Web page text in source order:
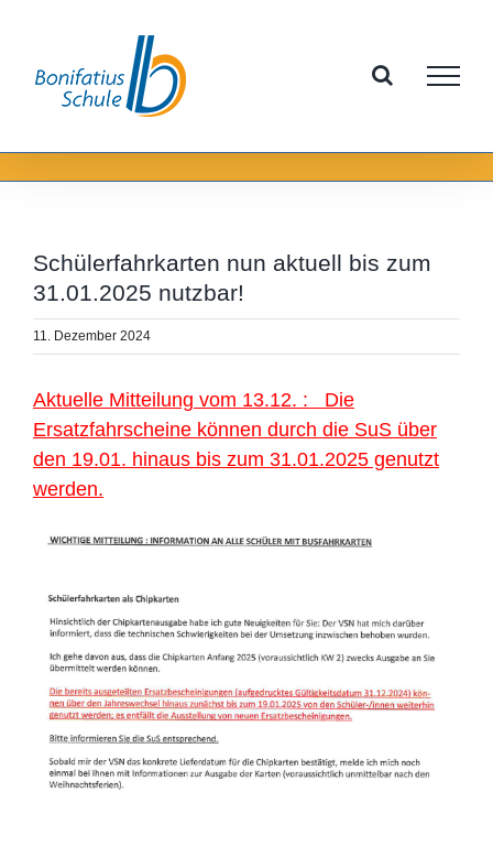
springen
Schülerfahrkarten nun aktuell bis zum
31.01.2025 nutzbar!
11. Dezember 2024
Aktuelle Mitteilung vom 13.12. : Die
Ersatzfahrscheine können durch die SuS über
den 19.01. hinaus bis zum 31.01.2025 genutzt
werden.